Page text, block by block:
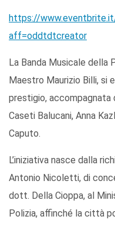
https://
aff=oddtdtcreator
La Banda Musicale della
Maestro Maurizio Billi, si
prestigio,
Caseti Balucani, Anna
Caputo.
L’iniziativa nasce dalla
Antonio Nicoletti, di
dott. Della Cioppa, al
Polizia, affinché la città